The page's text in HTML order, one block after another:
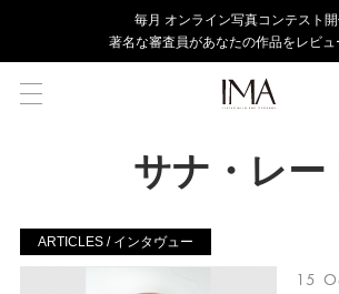
毎⽉ オンライン写真コンテスト
著名な審査員があなたの作品をレビ
サナ・レー
ARTICLES / インタヴュー
15